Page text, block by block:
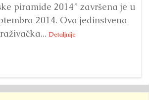
piramide 2014” završena je u
2014. Ova jedinstvena
Detaljnije